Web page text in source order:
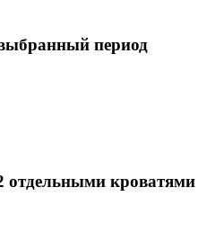
период
отдельными кроватями